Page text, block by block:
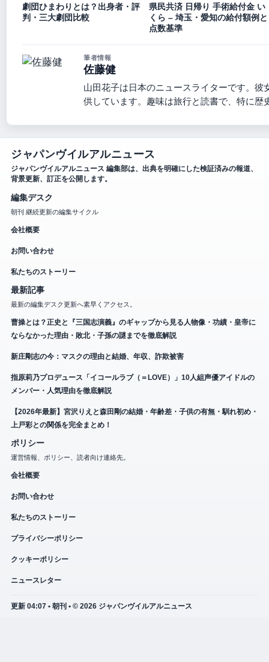
劇団ひまわりとは？出身者・評
判・三大劇団比較
県民共済 日帰り 手術給付金 い
くら – 埼玉・愛知の給付額例と
点数基準
筆者情報
佐藤健
山田花子は日本のニュースライターです。
供しています。趣味は旅行と読書で、特に歴
ジャパンヴイルアルニュース
ジャパンヴイルアルニュース 編集部は、出典を明確にした検証済みの報道、
背景更新、訂正を公開します。
編集デスク
朝刊 継続更新の編集サイクル
会社概要
お問い合わせ
私たちのストーリー
最新記事
最新の編集デスク更新へ素早くアクセス。
曹操とは？正史と『三国志演義』のギャップから見る人物像・功績・皇帝に
ならなかった理由・敗北・子孫の謎までを徹底解説
新庄剛志の今：マスクの理由と結婚、年収、詐欺被害
指原莉乃プロデュース「イコールラブ（＝LOVE）」10人組声優アイドルの
メンバー・人気理由を徹底解説
【2026年最新】宮沢りえと森田剛の結婚・年齢差・子供の有無・馴れ初め・
上戸彩との関係を完全まとめ！
ポリシー
運営情報、ポリシー、読者向け連絡先。
会社概要
お問い合わせ
私たちのストーリー
プライバシーポリシー
クッキーポリシー
ニュースレター
更新 04:07 • 朝刊 • © 2026 ジャパンヴイルアルニュース